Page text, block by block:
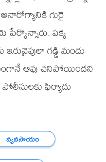
గురై
పేర్కొన్నారు. పక్క
ఇరువైపులా గడ్డి మందు
ఆవు చనిపోయిందని
ఫిర్యాదు
వ్యవసాయం